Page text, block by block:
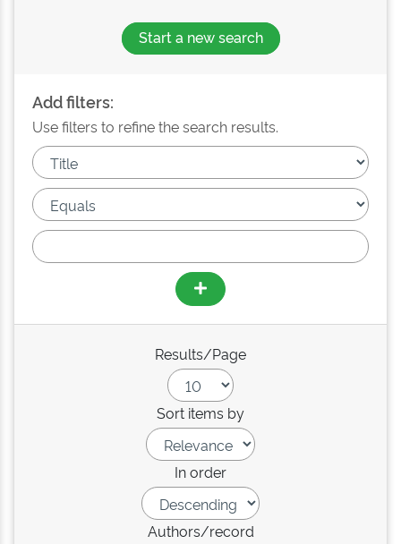
Start a new search
Add filters:
Use filters to refine the search results.
Results/Page
Sort items by
In order
Authors/record